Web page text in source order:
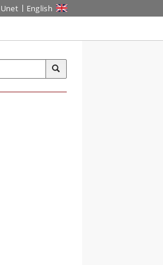
English